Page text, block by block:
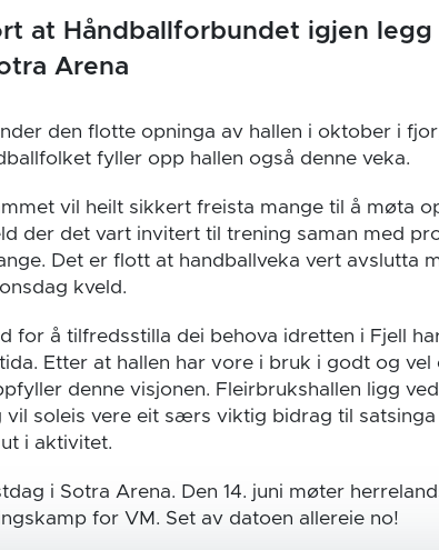
at Håndballforbundet igjen
Arena
den flotte opninga av hallen i oktober i
fyller opp hallen også denne veka.
vil heilt sikkert freista mange til å møta
der det vart invitert til trening saman med
Det er flott at handballveka vert avslutta
kveld.
for å tilfredsstilla dei behova idretten i Fjell
Etter at hallen har vore i bruk i godt og
denne visjonen. Fleirbrukshallen ligg
vil soleis vere eit særs viktig bidrag til
i aktivitet.
i Sotra Arena. Den 14. juni møter
for VM. Set av datoen allereie no!